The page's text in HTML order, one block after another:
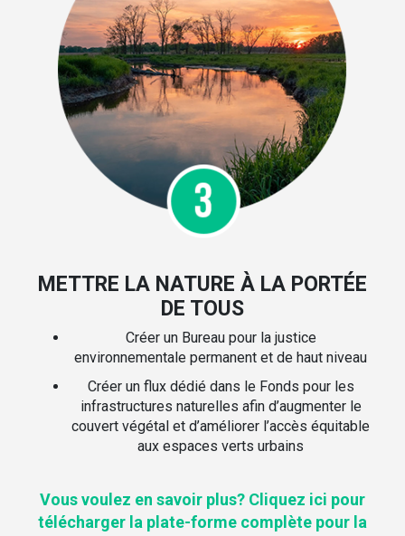
METTRE LA NATURE À LA PORTÉE
DE TOUS
Créer un Bureau pour la justice
environnementale permanent et de haut niveau
Créer un flux dédié dans le Fonds pour les
infrastructures naturelles afin d’augmenter le
couvert végétal et d’améliorer l’accès équitable
aux espaces verts urbains
Vous voulez en savoir plus? Cliquez ici pour
télécharger la plate-forme complète pour la